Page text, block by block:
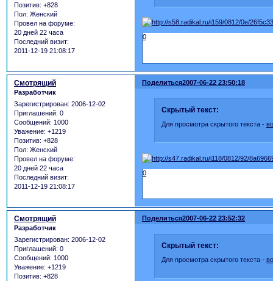
Позитив: +828
Пол: Женский
Провел на форуме:
20 дней 22 часа
Последний визит:
2011-12-19 21:08:17
0
Поделиться2007-06-22 23:50:18
Смотрящий
Разработчик
Зарегистрирован: 2006-12-02
Приглашений: 0
Сообщений: 1000
Уважение: +1219
Позитив: +828
Пол: Женский
Провел на форуме:
20 дней 22 часа
Последний визит:
2011-12-19 21:08:17
Скрытый текст:
Для просмотра скрытого текста -
0
Поделиться2007-06-22 23:52:32
Смотрящий
Разработчик
Зарегистрирован: 2006-12-02
Приглашений: 0
Сообщений: 1000
Уважение: +1219
Позитив: +828
Скрытый текст:
Для просмотра скрытого текста -